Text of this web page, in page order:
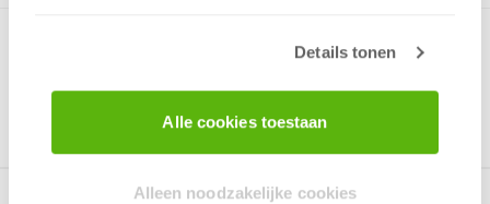
Details tonen
Alle cookies toestaan
Alleen noodzakelijke cookies